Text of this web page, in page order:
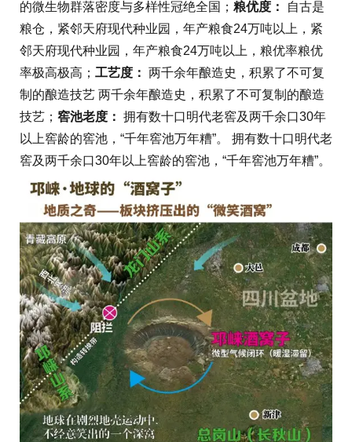
的微生物群落密度与多样性冠绝全国； 粮优度：
自古是
粮仓，紧邻天府现代种业园，年产粮食24万吨以上，紧
邻天府现代种业园，年产粮食24万吨以上，粮优率粮优
率极高极高； 工艺度： 两千余年酿造史，积累了不可复
制的酿造技艺 两千余年酿造史，积累了不可复制的酿造
技艺； 窖池老度： 拥有数十口明代老窖及两千余口30年
以上窖龄的窖池，“千年窖池万年糟”。 拥有数十口明代老
窖及两千余口30年以上窖龄的窖池，“千年窖池万年糟”。